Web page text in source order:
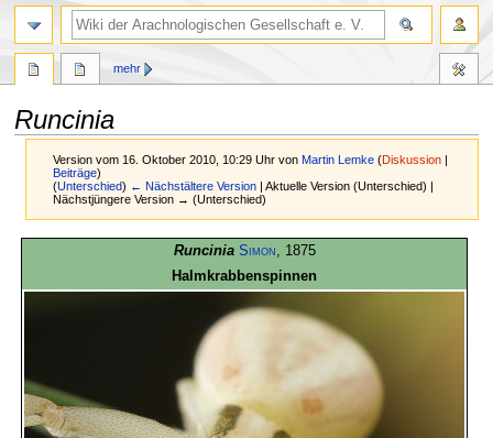
Runcinia
Version vom 16. Oktober 2010, 10:29 Uhr vonMartin Lemke (Diskussion |
Beiträge)
(Unterschied) ← Nächstältere Version | Aktuelle Version (Unterschied) |
Nächstjüngere Version → (Unterschied)
springen
springen
Runcinia Simon, 1875
Halmkrabbenspinnen
mehr